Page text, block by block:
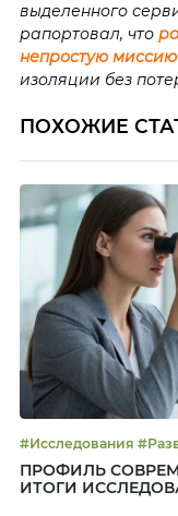
выделенного
рапортовал, что
непростую миссию
изоляции без
ПОХОЖИЕ
ПРОФИЛЬ
ИТОГИ